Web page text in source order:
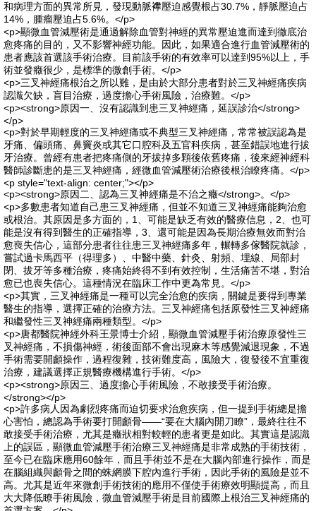
和病理方面的異常所見，發現動脈襻壓迫感覺根占30.7%，靜脈壓迫占
14%，腫瘤壓迫占5.6%。</p>
<p>顯微血管減壓術是通過解除血管對神經的異常壓迫進而達到徹底治
愈疼痛的目的，又不影響神經功能。因此，如果適合進行血管減壓術的
患者應該首選該手術治療。目前該手術的有效率可以達到95%以上，手
術並發癥很少，是標準的微創手術。</p>
<p>三叉神經痛根治之所以難，是由於大部分患者對於三叉神經痛疾病
認識欠缺，盲目治療，過度擔心手術風險，治療難。</p>
<p><strong>原因一、沒有認識到患三叉神經痛，延誤診治</strong>
</p>
<p>對於早期輕度的三叉神經痛或不典型三叉神經痛，常常被誤認為是
牙痛、偏頭痛、鼻竇炎或其它口腔科及五官科疾病，甚至錯誤地進行拔
牙治療。曾經有患者把疼痛側的牙拔掉多顆後依舊疼痛，後來經神經科
醫師診斷患的是三叉神經痛，經微血管減壓術治療後根治瞭疼痛。</p>
<p style="text-align: center;"></p>
<p><strong>原因二、認為三叉神經痛是不治之癥</strong>。</p>
<p>多數患者知道自己患三叉神經痛，但並不知道三叉神經痛能夠治愈
或根治。其原因是多方面的，1、可能是缺乏有效的醫療信息，2、也可
能是沒有得到醫生的正確指導，3、還可能是因為長期治療無效而對治
愈喪失信心，這部分患者往往患三叉神經痛多年，輾轉多傢醫院就診，
嘗試過卡馬西平（得理多）、中醫中藥、針灸、射頻、埋線、局部封
閉、拔牙等多種治療，疼痛始終得不到有效控制，生活痛苦不堪，對治
愈已也喪失信心。這種情況在臨床工作中更為常見。</p>
<p>其實，三叉神經痛是一種可以完全治愈的疾病，關鍵是要得到專業
醫生的指導，選擇正確的治療方法。三叉神經痛包括原發性三叉神經痛
和繼發性三叉神經痛兩種類型。</p>
<p>唐都醫院神經外科王景博士介紹，顯微血管減壓手術治療原發性三
叉神經痛，不損傷神經，術後面部不會出現麻木等感覺減退現象，不過
手術需要開顱操作，過程復雜，技術難度高，風險大，復發後不宜重復
治療，建議選擇正規醫療機構進行手術。</p>
<p><strong>原因三、過度擔心手術風險，不敢接受手術治療。
</strong></p>
<p>許多病人因為劇烈疼痛而迫切要求治愈疾病，但一提到手術總是擔
心害怕，總認為手術要打開顱骨——“要在大腦內開刀瞭”，最終往往不
敢接受手術治療，尤其是癥狀相對較輕的患者更是如此。其實這是認識
上的誤區，顯微血管減壓手術治療三叉神經痛是非常成熟的手術技術，
至今已在臨床應用60餘年，而且手術並不是在大腦內部進行操作，而是
在腦組織與顱骨之間的蛛網膜下腔內進行手術，因此手術的風險是並不
高。尤其是近年來微創手術技術的應用不僅使手術療效明顯提高，而且
大大降低瞭手術風險，微血管減壓手術是目前國際上根治三叉神經痛的